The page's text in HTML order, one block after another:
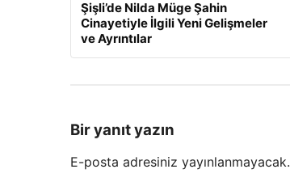
Şişli’de Nilda Müge Şahin
Cinayetiyle İlgili Yeni Gelişmeler
ve Ayrıntılar
Bir yanıt yazın
E-posta adresiniz yayınlanmayacak.